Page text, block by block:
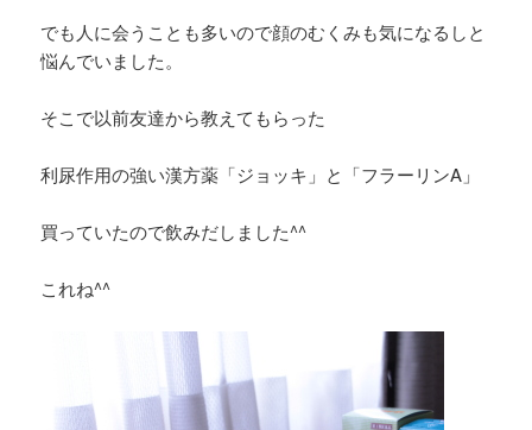
でも人に会うことも多いので顔のむくみも気になるしと
悩んでいました。
そこで以前友達から教えてもらった
利尿作用の強い漢方薬「ジョッキ」と「フラーリンA」
買っていたので飲みだしました^^
これね^^